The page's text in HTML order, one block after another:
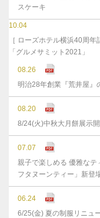
スケーキ
10.04
［ ローズホテル横浜40周
「グルメサミット2021」
08.26
明治28年創業『荒井屋』
08.20
8/24(火)中秋大月餅展示
07.07
親子で楽しめる 優雅なテ
フタヌーンティー」新登
06.24
6/25(金) 夏の制服リニュ